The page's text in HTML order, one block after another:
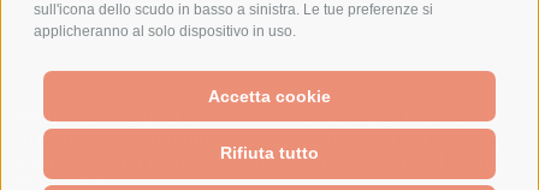
sull'icona dello scudo in basso a sinistra. Le tue preferenze si
applicheranno al solo dispositivo in uso.
Accetta cookie
Rifiuta tutto
SPESA ELETTRICA SOCIETA CONSORTILE A RESPONSABILITA LIMITATA - VIALE
MILANOFIORI, STRADA 4 - PALAZZO A5 20057, ASSAGO MILANO - PARTITA IVA
Powered byBigCommerce
We use cookies (and other similar technologies) to collect data
to improve your shopping experience.
By using our website,
you're agreeing to the collection of data as described in our
Privacy Policy.